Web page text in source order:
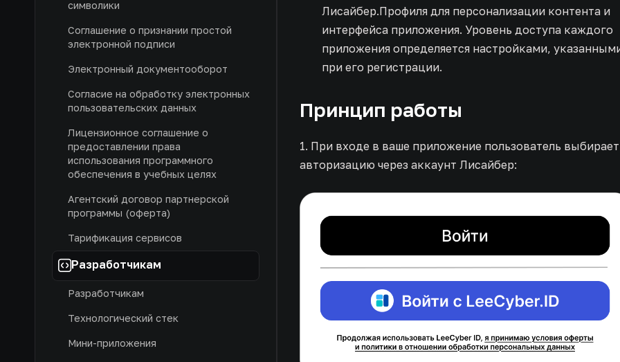
символики
Соглашение о признании простой
электронной подписи
Электронный документооборот
Согласие на обработку электронных
пользовательских данных
Лицензионное соглашение о
предоставлении права
использования программного
обеспечения в учебных целях
Агентский договор партнерской
программы (оферта)
Тарификация сервисов
Разработчикам
Разработчикам
Технологический стек
Мини-приложения
Лисайбер.Профиля для персонализации контента и
интерфейса приложения. Уровень доступа каждого
приложения определяется настройками,
при его регистрации.
Принцип работы
1. При входе в ваше приложение пользователь выбирает
авторизацию через аккаунт Лисайбер: